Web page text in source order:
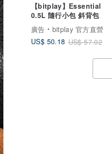
【bitplay】Essential
0.5L 隨行小包 斜背包
廣告
bitplay 官方直營
US$ 50.18 US$ 57.02